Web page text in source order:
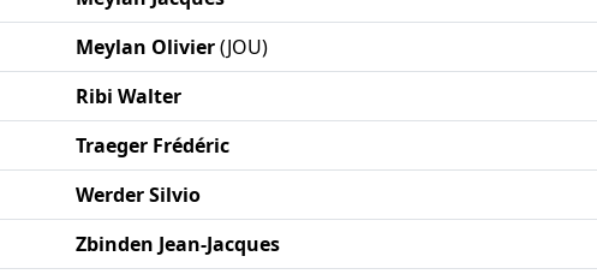
Meylan Olivier(JOU)
Ribi Walter
Traeger Frédéric
Werder Silvio
Zbinden Jean-Jacques